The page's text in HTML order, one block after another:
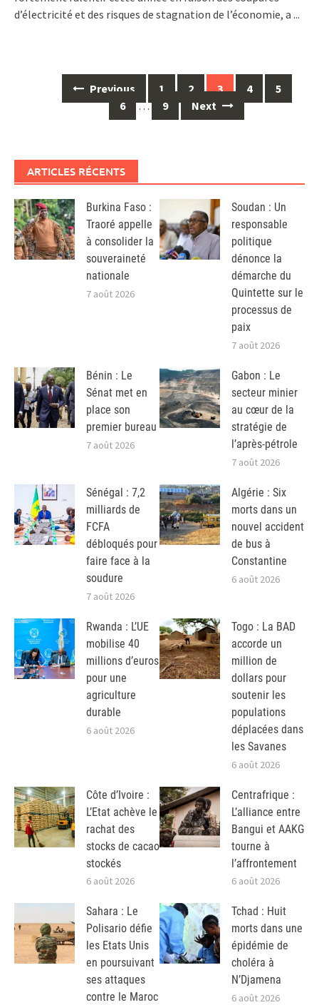
d’électricité et des risques de stagnation de l’économie, a ...
navigation
Previous 1 2 3 4
5
6
… 9 Next
ARTICLES RÉCENTS
Burkina Faso :
Traoré appelle
à consolider la
souveraineté
nationale
7 août 2026
Soudan : Un
responsable
politique
dénonce la
démarche du
Quintette sur le
processus de
paix
7 août 2026
Bénin : Le
Sénat met en
place son
premier bureau
7 août 2026
Gabon : Le
secteur minier
au cœur de la
stratégie de
l’après-pétrole
7 août 2026
Sénégal : 7,2
milliards de
FCFA
débloqués pour
faire face à la
soudure
7 août 2026
Algérie : Six
morts dans un
nouvel accident
de bus à
Constantine
6 août 2026
Rwanda : L’UE
mobilise 40
millions d’euros
pour une
agriculture
durable
6 août 2026
Togo : La BAD
accorde un
million de
dollars pour
soutenir les
populations
déplacées dans
les Savanes
6 août 2026
Côte d’Ivoire :
L’Etat achève le
rachat des
stocks de cacao
stockés
6 août 2026
Centrafrique :
L’alliance entre
Bangui et AAKG
tourne à
l’affrontement
6 août 2026
Sahara : Le
Polisario défie
les Etats Unis
en poursuivant
ses attaques
contre le Maroc
Tchad : Huit
morts dans une
épidémie de
choléra à
N’Djamena
6 août 2026